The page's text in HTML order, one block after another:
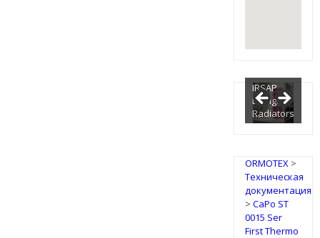
IRSAP
Design
Radiators
ORMOTEX>
Техническая
документация
> CaPo ST
0015 Ser
First Thermo